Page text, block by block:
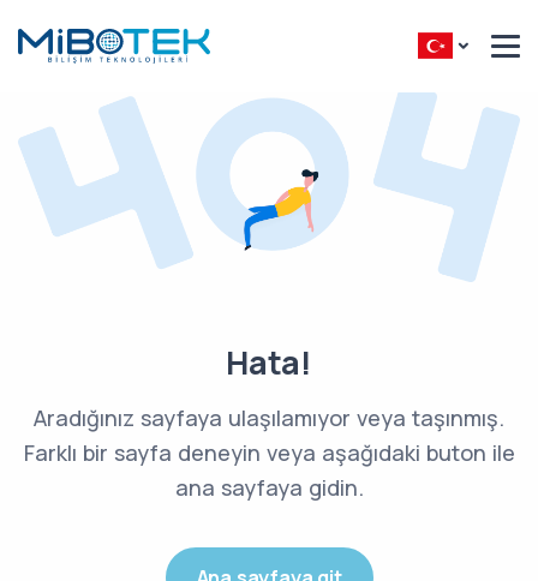
Hata!
Aradığınız sayfaya ulaşılamıyor veya taşınmış.
Farklı bir sayfa deneyin veya aşağıdaki buton ile
ana sayfaya gidin.